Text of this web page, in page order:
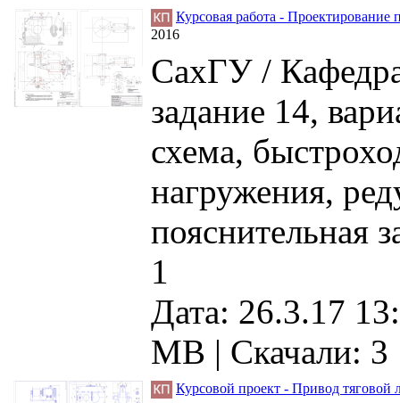
Курсовая работа - Проектирование
2016
СахГУ / Кафедра
задание 14,
схема,
нагружения,
пояснительная
1
Дата: 26.3.17
MB | Скачали: 3
Курсовой проект - Привод тяговой